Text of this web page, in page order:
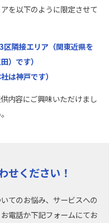
を以下のように限定させて
隣接エリア（関東近県を
）です）
は神戸です）
内容にご興味いただけまし
せください！
てのお悩み、サービスへの
電話か下記フォームにてお